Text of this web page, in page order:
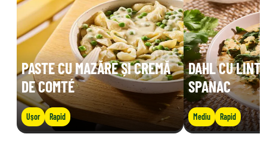
PASTE CU MAZĂRE ȘI CREMĂ
DE COMTÉ
Ușor Rapid
DAHL CU
SPANAC
Mediu Rapid